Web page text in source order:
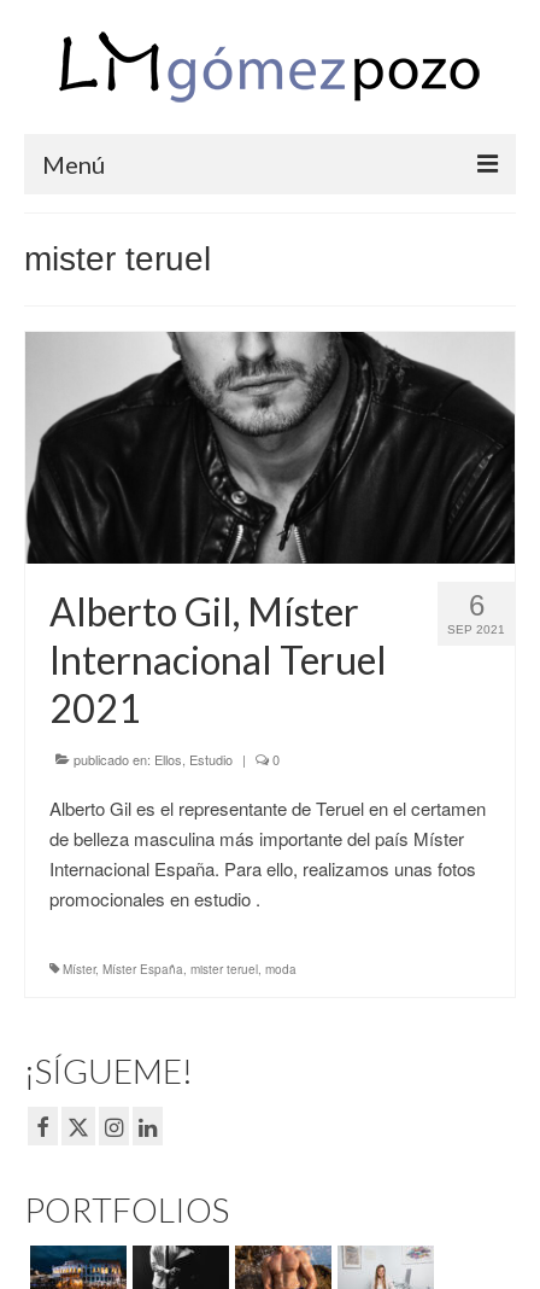
Menú
COMUNIONES
CORPORATIVAS
SEMANA SANTA
BLOG
SOBRE LM
mister teruel
6
SEP 2021
Alberto Gil, Míster
Internacional Teruel
2021
publicado en: Ellos Estudio | 0
Alberto Gil es el representante de Teruel en el certamen
de belleza masculina más importante del país Míster
Internacional España. Para ello, realizamos unas fotos
promocionales en estudio .
Míster, Míster España, mister teruel, moda
¡SÍGUEME!
PORTFOLIOS